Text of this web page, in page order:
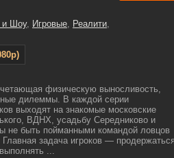
и Шоу, Игровые Реалити
физическую выносливость,
дилеммы. В каждой серии
выходят на знакомые московские
ВДНХ, усадьбу Середниково и
не быть пойманными командой ловцов
задача игроков — продержаться
...